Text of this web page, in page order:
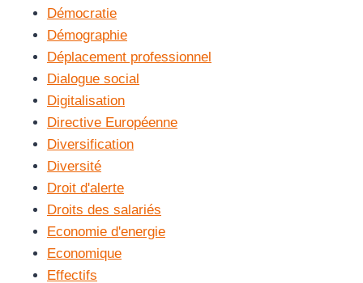
Démocratie
Démographie
Déplacement professionnel
Dialogue social
Digitalisation
Directive Européenne
Diversification
Diversité
Droit d'alerte
Droits des salariés
Economie d'energie
Economique
Effectifs